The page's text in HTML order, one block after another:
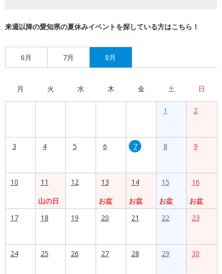
来週以降の愛知県の夏休みイベントを探している方はこちら！
6月 7月 8月
月 火 水 木 金 土 日
1 2
3 4 5 6 7 8 9
10
11
山の日
12
13
お盆
14
お盆
15
お盆
16
お盆
17
18 19 20 21 22 23
24 25 26 27 28 29 30